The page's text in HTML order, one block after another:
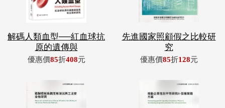
解碼人類血型──紅血球抗
原的遺傳與
優惠價85折408元
先進國家照顧假之比較研
究
優惠價85折128元